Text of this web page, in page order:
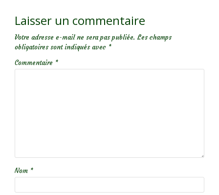
Laisser un commentaire
Votre adresse e-mail ne sera pas publiée. Les champs
obligatoires sont indiqués avec *
Commentaire *
Nom *